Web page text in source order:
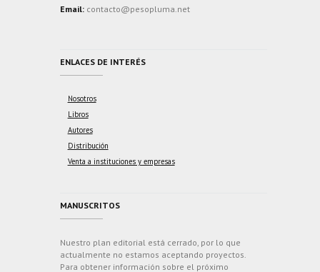
Email: contacto@pesopluma.net
ENLACES DE INTERÉS
Nosotros
Libros
Autores
Distribución
Venta a instituciones y empresas
MANUSCRITOS
Nuestro plan editorial está cerrado, por lo que
actualmente no estamos aceptando proyectos.
Para obtener información sobre el próximo